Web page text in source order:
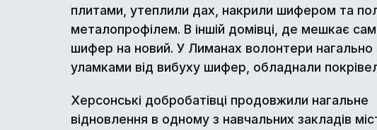
плитами, утеплили дах, накрили шифером та
металопрофілем. В іншій домівці, де мешкає
шифер на новий. У Лиманах волонтери
уламками від вибуху шифер, обладнали
Херсонські добробатівці продовжили нагальне
відновлення в одному з навчальних закладів